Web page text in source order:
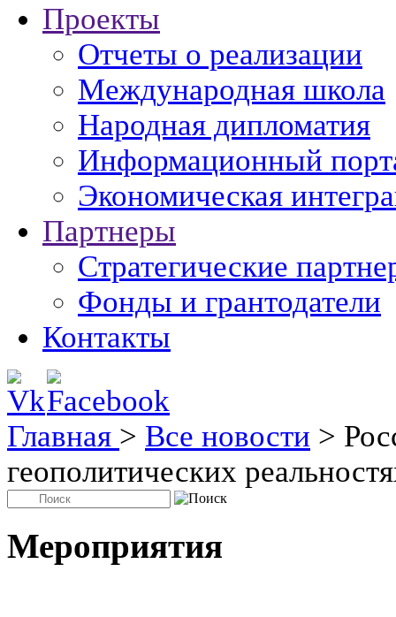
Проекты
Отчеты о реализации
Международная школа
Народная дипломатия
Информационный
Экономическая
Партнеры
Стратегические
Фонды и грантодатели
Контакты
Главная > Все новости >
геополитических
Мероприятия